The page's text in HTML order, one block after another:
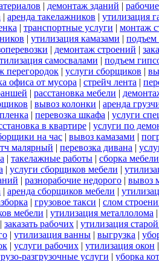
| демонтаж зданий |
| аренда такелажников | утилизация
| транспортные услуги | монтаж
| утилизация камазами | подъем
| демонтаж строений |
самосвалами | подъем
перегородок | услуги сборщиков |
офиса от мусора | стрейч лента |
| расстановка мебели |
| вывоз колонки | аренда
пленка | перевозка шкафа | услуги
в квартире | услуги по
на час | вывоз камазами |
малярный | перевозка дивана |
| такелажные работы | сборка мебели
| услуги сборщиков мебели |
| разнорабочие недорого | вывоз
| аренда сборщиков мебели |
| грузовое такси | слом
мебели | утилизация металлолома
| заказать рабочих | утилизация
| утилизация ванны | выгрузка |
| услуги рабочих | утилизация окон
разгрузочные услуги | уборка